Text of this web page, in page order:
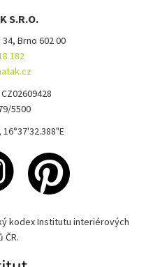
S.R.O.
Brno 602 00
182
5500
16°37'32.388"E
kodex Institutu interiérových
ČR.